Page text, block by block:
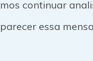
continuar
essa